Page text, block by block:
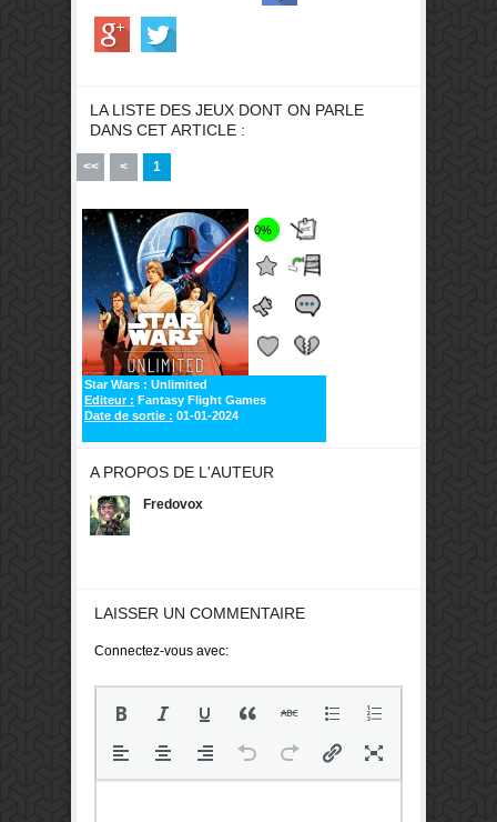
LA LISTE DES JEUX DONT ON PARLE
DANS CET ARTICLE :
<< < 1
0%
Star Wars : Unlimited
Editeur : Fantasy Flight Games
Date de sortie : 01-01-2024
A PROPOS DE L'AUTEUR
Fredovox
LAISSER UN COMMENTAIRE
Connectez-vous avec: